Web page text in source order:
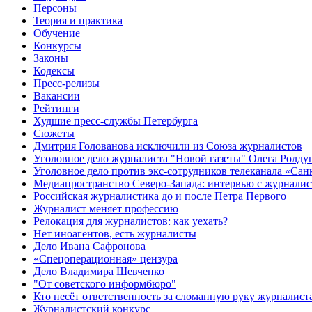
Персоны
Теория и практика
Обучение
Конкурсы
Законы
Кодексы
Пресс-релизы
Вакансии
Рейтинги
Худшие пресс-службы Петербурга
Сюжеты
Дмитрия Голованова исключили из Союза журналистов
Уголовное дело журналиста "Новой газеты" Олега
Уголовное дело против экс-сотрудников телеканала
Медиапространство Северо-Запада: интервью с
Российская журналистика до и после Петра Первого
Журналист меняет профессию
Релокация для журналистов: как уехать?
Нет иноагентов, есть журналисты
Дело Ивана Сафронова
«Спецоперационная» цензура
Дело Владимира Шевченко
"От советского информбюро"
Кто несёт ответственность за сломанную руку
Журналистский конкурс